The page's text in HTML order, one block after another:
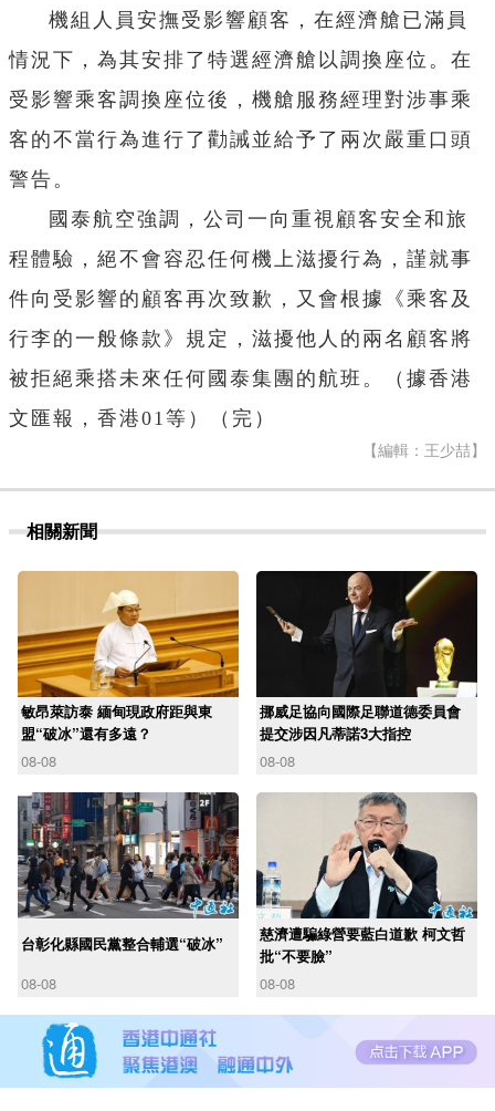
機組人員安撫受影響顧客，在經濟艙已滿員
情況下，為其安排了特選經濟艙以調換座位。在
受影響乘客調換座位後，機艙服務經理對涉事乘
客的不當行為進行了勸誡並給予了兩次嚴重口頭
警告。
國泰航空強調，公司一向重視顧客安全和旅
程體驗，絕不會容忍任何機上滋擾行為，謹就事
件向受影響的顧客再次致歉，又會根據《乘客及
行李的一般條款》規定，滋擾他人的兩名顧客將
被拒絕乘搭未來任何國泰集團的航班。（據香港
文匯報，香港01等）（完）
【編輯：王少喆】
相關新聞
敏昂萊訪泰 緬甸現政府距與東
盟“破冰”還有多遠？
08-08
挪威足協向國際足聯道德委員會
提交涉因凡蒂諾3大指控
08-08
台彰化縣國民黨整合輔選“破冰”
08-08
慈濟遭騙綠營要藍白道歉 柯文哲
批“不要臉”
08-08